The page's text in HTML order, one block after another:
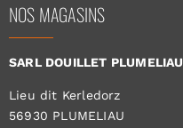
NOS MAGASINS
SARL DOUILLET PLUMELIAU
Lieu dit Kerledorz
56930 PLUMELIAU